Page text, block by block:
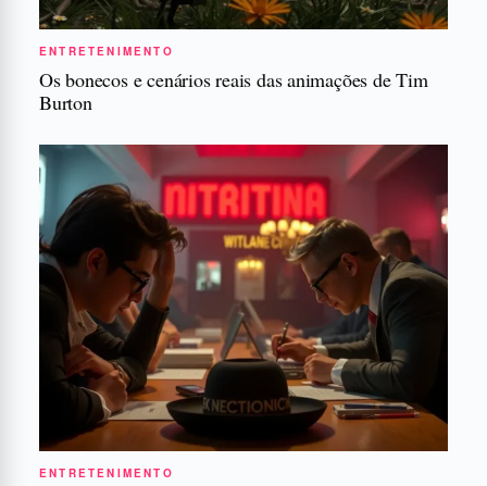
ENTRETENIMENTO
Os bonecos e cenários reais das animações de Tim
Burton
ENTRETENIMENTO